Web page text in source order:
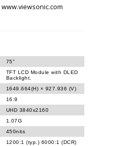
www.viewsonic.com
75"
TFT LCD Module with DLED
Backlight.
1649.664(H) × 927.936 (V)
16:9
UHD 3840x2160
1.07G
450nits
1200:1 (typ.) 6000:1 (DCR)